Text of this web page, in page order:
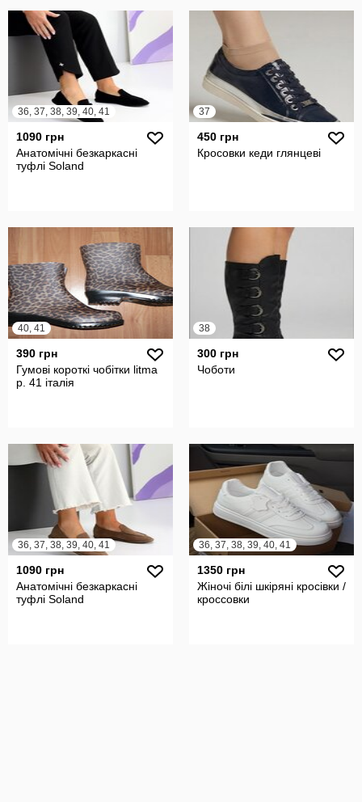
36, 37, 38, 39, 40, 41
1090 грн
Анатомічні безкаркасні
туфлі Soland
37
450 грн
Кросовки кеди глянцеві
40, 41
390 грн
Гумові короткі чобітки litma
р. 41 італія
38
300 грн
Чоботи
36, 37, 38, 39, 40, 41
1090 грн
Анатомічні безкаркасні
туфлі Soland
36, 37, 38, 39, 40, 41
1350 грн
Жіночі білі шкіряні кросівки /
кроссовки